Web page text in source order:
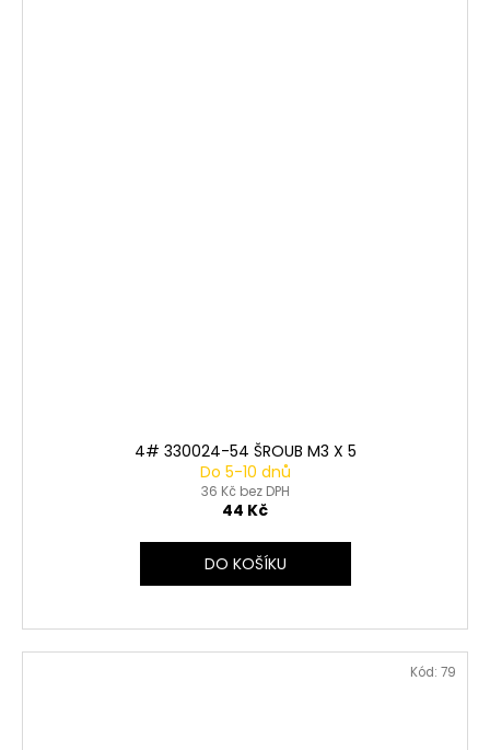
4# 330024-54 ŠROUB M3 X 5
Do 5-10 dnů
36 Kč bez DPH
44 Kč
DO KOŠÍKU
Kód: 79